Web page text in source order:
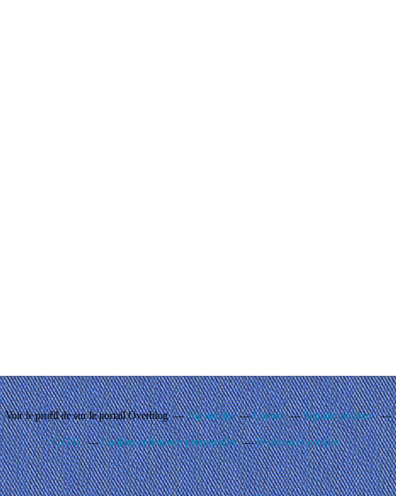
Voir le profil desur le portail Overblog Top articles Contact Signaler un abus
C.G.U. Cookies et données personnelles Préférences cookies